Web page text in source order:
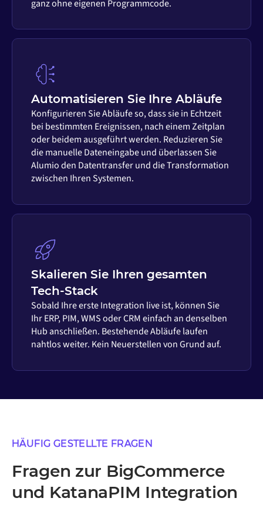
ganz ohne eigenen Programmcode.
Automatisieren Sie Ihre Abläufe
Konfigurieren Sie Abläufe so, dass sie in Echtzeit
bei bestimmten Ereignissen, nach einem Zeitplan
oder beidem ausgeführt werden. Reduzieren Sie
die manuelle Dateneingabe und überlassen Sie
Alumio den Datentransfer und die Transformation
zwischen Ihren Systemen.
Skalieren Sie Ihren gesamten
Tech-Stack
Sobald Ihre erste Integration live ist, können Sie
Ihr ERP, PIM, WMS oder CRM einfach an denselben
Hub anschließen. Bestehende Abläufe laufen
nahtlos weiter. Kein Neuerstellen von Grund auf.
HÄUFIG GESTELLTE FRAGEN
Fragen zur BigCommerce
und KatanaPIM Integration